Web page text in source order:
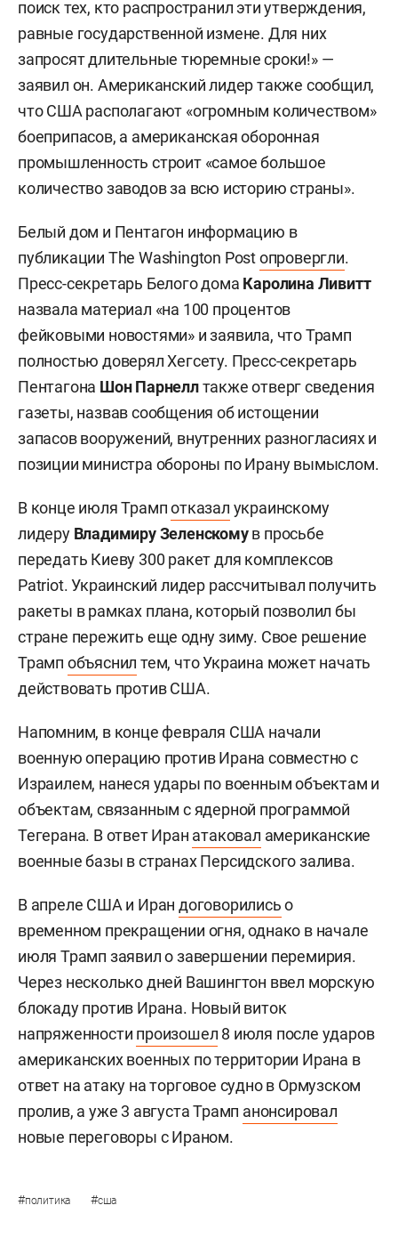
поиск тех, кто распространил эти утверждения,
равные государственной измене. Для них
запросят длительные тюремные сроки!» —
заявил он. Американский лидер также сообщил,
что США располагают «огромным количеством»
боеприпасов, а американская оборонная
промышленность строит «самое большое
количество заводов за всю историю страны».
Белый дом и Пентагон информацию в
публикации The Washington Postопровергли.
Пресс-секретарь Белого дома Каролина Ливитт
назвала материал «на 100 процентов
фейковыми новостями» и заявила, что Трамп
полностью доверял Хегсету. Пресс-секретарь
Пентагона Шон Парнеллтакже отверг сведения
газеты, назвав сообщения об истощении
запасов вооружений, внутренних разногласиях и
позиции министра обороны по Ирану вымыслом.
В конце июля Трампотказал украинскому
лидеру Владимиру Зеленскомув просьбе
передать Киеву 300 ракет для комплексов
Patriot. Украинский лидер рассчитывал получить
ракеты в рамках плана, который позволил бы
стране пережить еще одну зиму. Свое решение
Трамп объяснил тем, что Украина может начать
действовать против США.
Напомним, в конце февраля США начали
военную операцию против Ирана совместно с
Израилем, нанеся удары по военным объектам и
объектам, связанным с ядерной программой
Тегерана. В ответ Иран атаковал американские
военные базы в странах Персидского залива.
В апреле США и Ирандоговорилисьо
временном прекращении огня, однако в начале
июля Трамп заявил о завершении перемирия.
Через несколько дней Вашингтон ввел морскую
блокаду против Ирана. Новый виток
напряженности произошел 8 июля после ударов
американских военных по территории Ирана в
ответ на атаку на торговое судно в Ормузском
пролив, а уже 3 августа Трамп анонсировал
новые переговоры с Ираном.
#политика #сша